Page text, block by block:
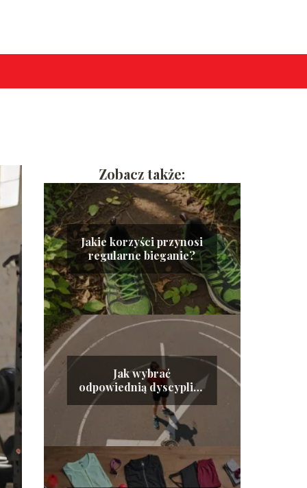
Zobacz także:
Jakie korzyści przynosi
regularne bieganie?
Jak wybrać
odpowiednią dyscyplinę
sportową dla siebie